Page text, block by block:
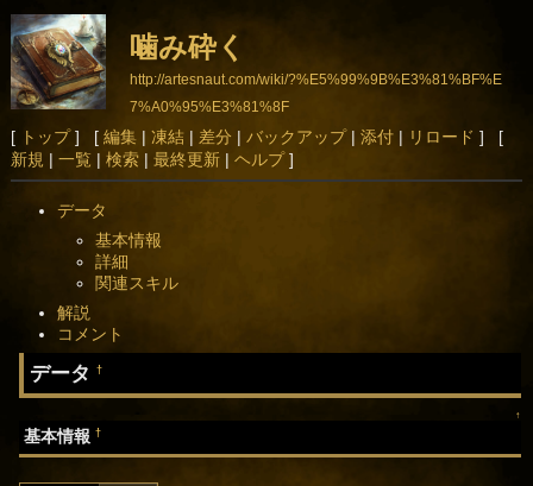
噛み砕く
http://artesnaut.com/wiki/?%E5%99%9B%E3%81%BF%E
7%A0%95%E3%81%8F
[ トップ] [ 編集| 凍結| 差分 | バックアップ| 添付| リロード ] [
新規 | 一覧 | 検索| 最終更新| ヘルプ]
データ
基本情報
詳細
関連スキル
解説
コメント
データ†
↑
基本情報†